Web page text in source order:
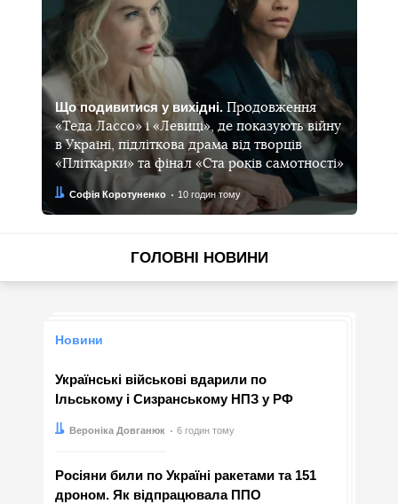
Що подивитися у вихідні. Продовження
«Теда Лассо» і «Левиці», де показують війну
в Україні, підліткова драма від творців
«Пліткарки» та фінал «Ста років самотності»
Автор:
Софія Коротуненко
Дата: 10 годин тому
ГОЛОВНІ НОВИНИ
Новини
Українські військові вдарили по
Ільському і Сизранському НПЗ у РФ
Автор:
Вероніка Довганюк
Дата: 6 годин тому
Росіяни били по Україні ракетами та 151
дроном. Як відпрацювала ППО